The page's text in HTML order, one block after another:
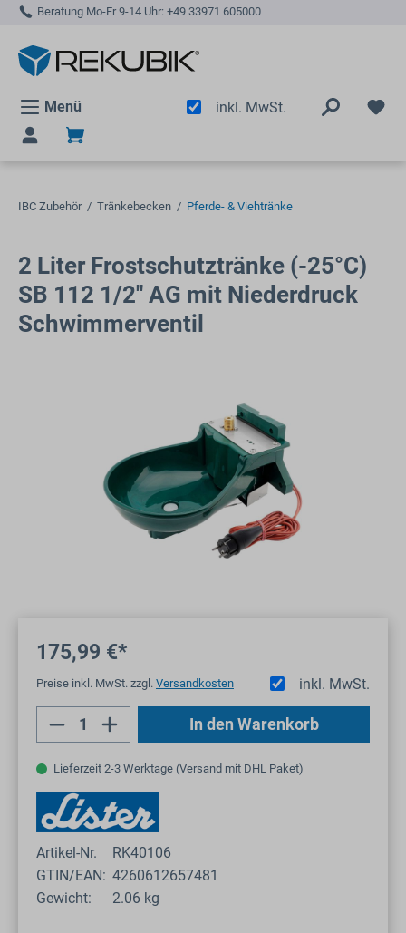
springen
Beratung Mo-Fr 9-14 Uhr: +49 33971 605000
Menü inkl. MwSt.
IBC Zubehör / Tränkebecken / Pferde- & Viehtränke
2 Liter Frostschutztränke (-25°C)
SB 112 1/2" AG mit Niederdruck
Schwimmerventil
175,99 €*
inkl. MwSt.
Preise inkl. MwSt. zzgl. Versandkosten
Produkt Anzahl: Gib den gewünschten
In den Warenkorb
Lieferzeit 2-3 Werktage (Versand mit DHL Paket)
Artikel-Nr.
RK40106
GTIN/EAN: 4260612657481
Gewicht:
2.06 kg